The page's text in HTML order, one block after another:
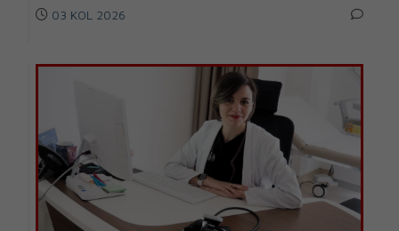
03 KOL 2026